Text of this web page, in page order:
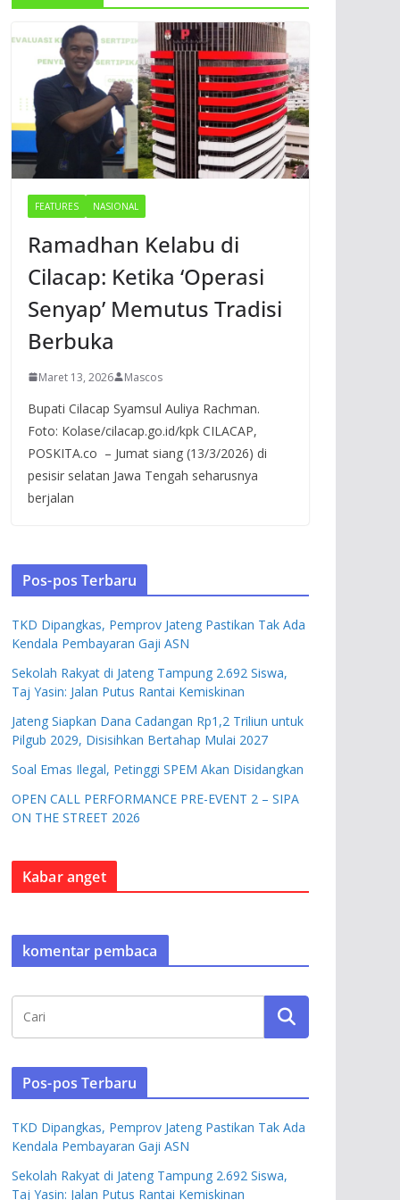
FEATURES NASIONAL
Ramadhan Kelabu di
Cilacap: Ketika ‘Operasi
Senyap’ Memutus Tradisi
Berbuka
Maret 13, 2026 Mascos
Bupati Cilacap Syamsul Auliya Rachman.
Foto: Kolase/cilacap.go.id/kpk CILACAP,
POSKITA.co – Jumat siang (13/3/2026) di
pesisir selatan Jawa Tengah seharusnya
berjalan
Pos-pos Terbaru
TKD Dipangkas, Pemprov Jateng Pastikan Tak Ada
Kendala Pembayaran Gaji ASN
Sekolah Rakyat di Jateng Tampung 2.692 Siswa,
Taj Yasin: Jalan Putus Rantai Kemiskinan
Jateng Siapkan Dana Cadangan Rp1,2 Triliun untuk
Pilgub 2029, Disisihkan Bertahap Mulai 2027
Soal Emas Ilegal, Petinggi SPEM Akan Disidangkan
OPEN CALL PERFORMANCE PRE-EVENT 2 – SIPA
ON THE STREET 2026
Kabar anget
komentar pembaca
Pos-pos Terbaru
TKD Dipangkas, Pemprov Jateng Pastikan Tak Ada
Kendala Pembayaran Gaji ASN
Sekolah Rakyat di Jateng Tampung 2.692 Siswa,
Taj Yasin: Jalan Putus Rantai Kemiskinan